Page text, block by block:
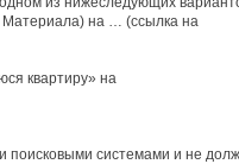
на … (ссылка на
квартиру» на
поисковыми системами и не